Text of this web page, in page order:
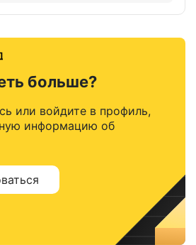
больше?
или войдите в профиль,
информацию об